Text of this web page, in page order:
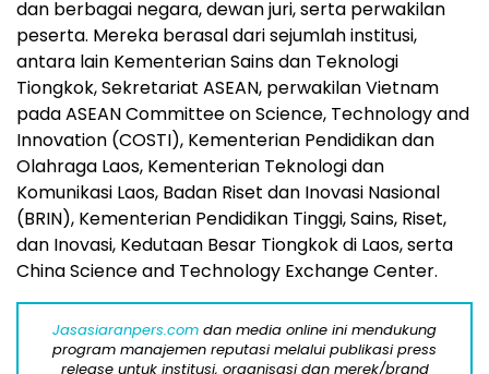
dan berbagai negara, dewan juri, serta perwakilan
peserta. Mereka berasal dari sejumlah institusi,
antara lain Kementerian Sains dan Teknologi
Tiongkok, Sekretariat ASEAN, perwakilan Vietnam
pada ASEAN Committee on Science, Technology and
Innovation (COSTI), Kementerian Pendidikan dan
Olahraga Laos, Kementerian Teknologi dan
Komunikasi Laos, Badan Riset dan Inovasi Nasional
(BRIN), Kementerian Pendidikan Tinggi, Sains, Riset,
dan Inovasi, Kedutaan Besar Tiongkok di Laos, serta
China Science and Technology Exchange Center.
Jasasiaranpers.com dan media online ini mendukung
program manajemen reputasi melalui publikasi press
release untuk institusi, organisasi dan merek/brand